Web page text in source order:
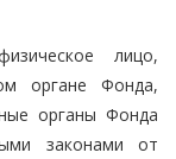
лицо,
органе Фонда,
органы Фонда
законами от